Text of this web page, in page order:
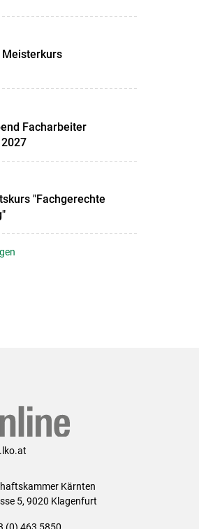
Meisterkurs
Facharbeiter
"Fachgerechte
Kärnten
5, 9020 Klagenfurt